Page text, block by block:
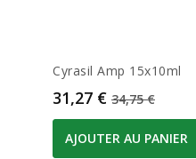
Cyrasil Amp 15x10ml
Prix
31,27 € Prix de base
34,75 €
AJOUTER AU PANIER